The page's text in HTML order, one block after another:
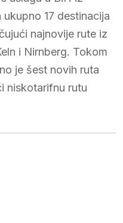
17 destinacija
najnovije rute iz
i Nirnberg. Tokom
je šest novih ruta
niskotarifnu rutu